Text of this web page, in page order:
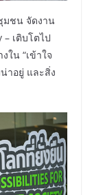
มชน จัดงาน
– เติบโตไป
ใน “เข้าใจ
าอยู่ และสิ่ง